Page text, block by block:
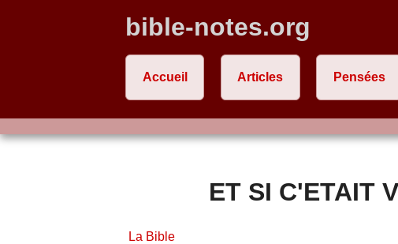
bible-notes.org
Accueil Articles Pensées
ET SI C'ETAIT
La Bible